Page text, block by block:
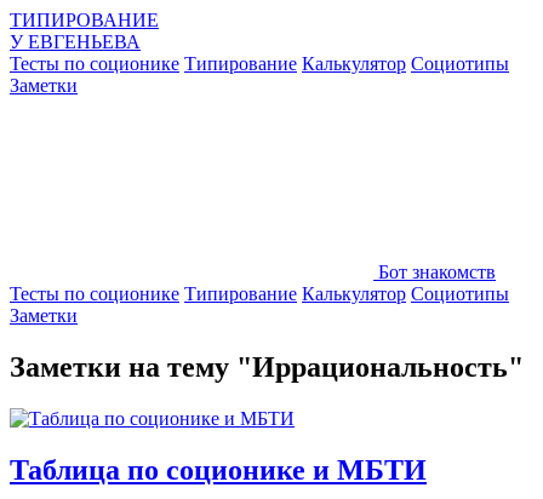
ТИПИРОВАНИЕ
УЕВГЕНЬЕВА
Тесты по соционике Типирование Калькулятор Социотипы
Заметки
Бот знакомств
Тесты по соционике Типирование Калькулятор Социотипы
Заметки
Заметки на тему "Иррациональность"
Таблица по соционике и МБТИ